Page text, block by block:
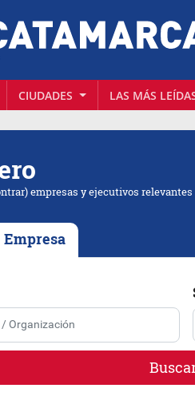
CIUDADES LAS MÁS
empresas y ejecutivos relevantes
Empresa